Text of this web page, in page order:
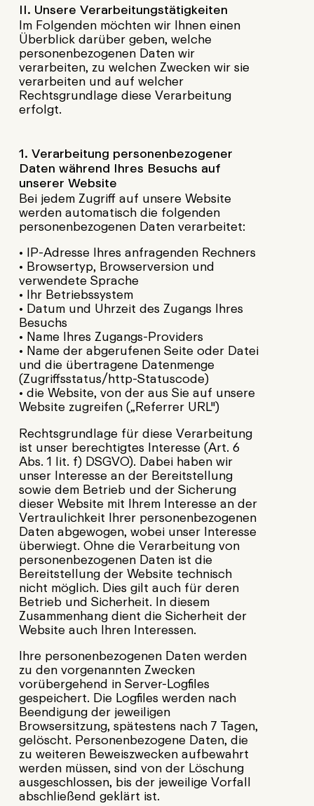
II. Unsere Verarbeitungstätigkeiten
Im Folgenden möchten wir Ihnen einen
Überblick darüber geben, welche
personenbezogenen Daten wir
verarbeiten, zu welchen Zwecken wir sie
verarbeiten und auf welcher
Rechtsgrundlage diese Verarbeitung
erfolgt.
1. Verarbeitung personenbezogener
Daten während Ihres Besuchs auf
unserer Website
Bei jedem Zugriff auf unsere Website
werden automatisch die folgenden
personenbezogenen Daten verarbeitet:
• IP-Adresse Ihres anfragenden Rechners
• Browsertyp, Browserversion und
verwendete Sprache
• Ihr Betriebssystem
• Datum und Uhrzeit des Zugangs Ihres
Besuchs
• Name Ihres Zugangs-Providers
• Name der abgerufenen Seite oder Datei
und die übertragene Datenmenge
(Zugriffsstatus/http-Statuscode)
• die Website, von der aus Sie auf unsere
Website zugreifen („Referrer URL")
Rechtsgrundlage für diese Verarbeitung
ist unser berechtigtes Interesse (Art. 6
Abs. 1 lit. f) DSGVO). Dabei haben wir
unser Interesse an der Bereitstellung
sowie dem Betrieb und der Sicherung
dieser Website mit Ihrem Interesse an der
Vertraulichkeit Ihrer personenbezogenen
Daten abgewogen, wobei unser Interesse
überwiegt. Ohne die Verarbeitung von
personenbezogenen Daten ist die
Bereitstellung der Website technisch
nicht möglich. Dies gilt auch für deren
Betrieb und Sicherheit. In diesem
Zusammenhang dient die Sicherheit der
Website auch Ihren Interessen.
Ihre personenbezogenen Daten werden
zu den vorgenannten Zwecken
vorübergehend in Server-Logfiles
gespeichert. Die Logfiles werden nach
Beendigung der jeweiligen
Browsersitzung, spätestens nach 7 Tagen,
gelöscht. Personenbezogene Daten, die
zu weiteren Beweiszwecken aufbewahrt
werden müssen, sind von der Löschung
ausgeschlossen, bis der jeweilige Vorfall
abschließend geklärt ist.